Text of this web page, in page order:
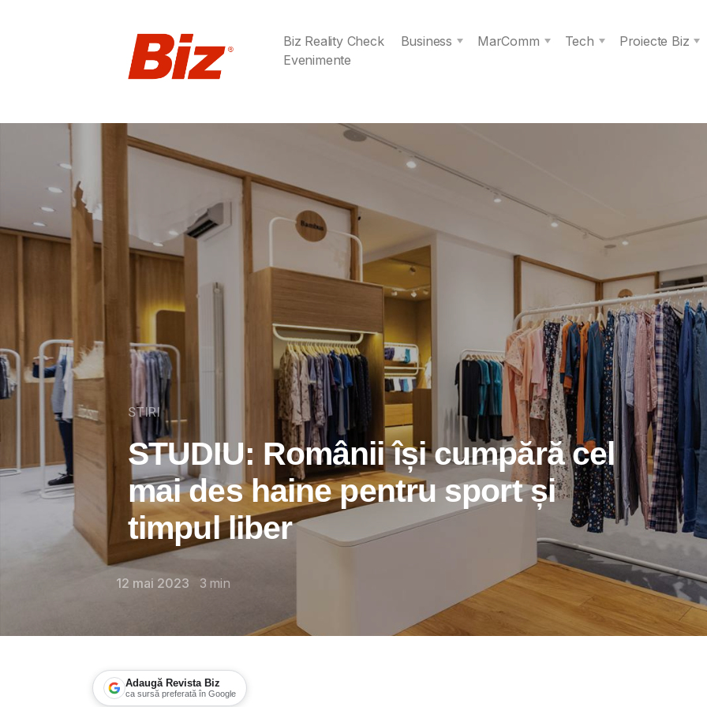
Biz Reality Check Business MarComm Tech
Proiecte Biz
Evenimente
STIRI
STUDIU: Românii își cumpără cel
mai des haine pentru sport și
timpul liber
12 mai 2023 3 min
Adaugă Revista Biz
ca sursă preferată în Google